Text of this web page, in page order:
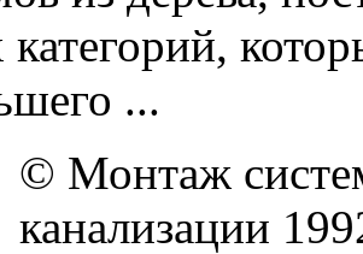
...
© Монтаж
канализации